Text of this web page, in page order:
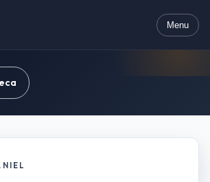
Menu